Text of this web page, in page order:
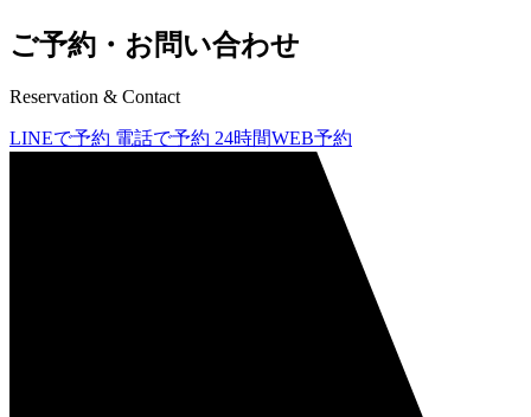
ご予約・お問い合わせ
Reservation & Contact
LINEで予約 電話で予約 24時間WEB予約